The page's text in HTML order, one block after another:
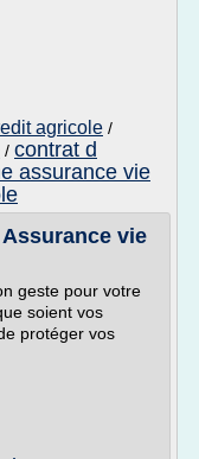
agricole /
/ contrat d
assurance vie
vie
geste pour votre
soient vos
protéger vos